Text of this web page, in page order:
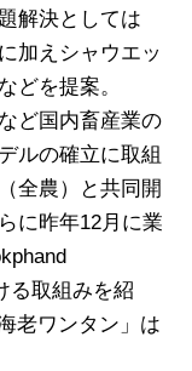
解決としては
加えシャウエッ
どを提案。
ど国内畜産業の
ルの確立に取組
全農）と共同開
に昨年12月に業
る取組みを紹
老ワンタン」は